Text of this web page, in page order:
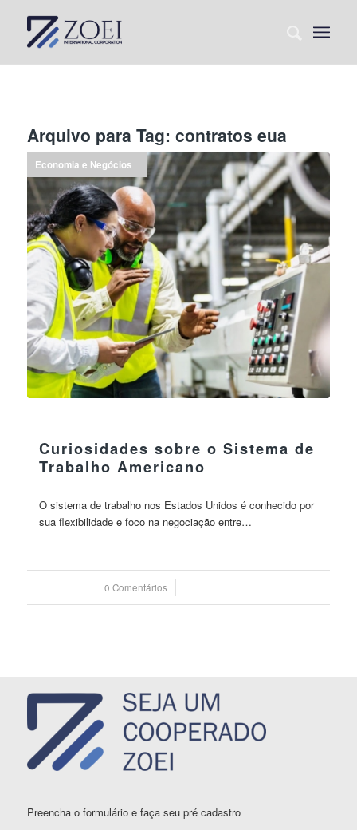
Arquivo para Tag: contratos eua
Economia e Negócios
Curiosidades sobre o Sistema de
Trabalho Americano
O sistema de trabalho nos Estados Unidos é conhecido por
sua flexibilidade e foco na negociação entre…
0 Comentários
/
Preencha o formulário e faça seu pré cadastro